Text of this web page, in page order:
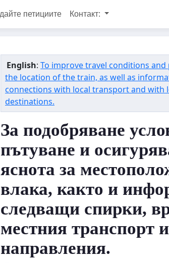
петициите Контакт:
English:To improve travel conditions
the location of the train, as well as
connections with local transport and with
destinations.
За подобряване
пътуване и
яснота за
влака, както и
следващи спирки,
местния транспорт
направления.